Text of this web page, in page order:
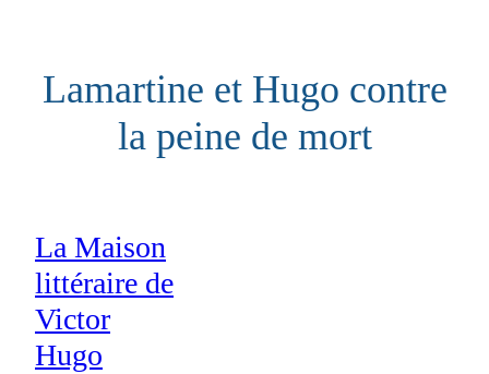
contenuLamartine et Hugo contre
la peine de mort
La Maison
littéraire de
Victor
Hugo